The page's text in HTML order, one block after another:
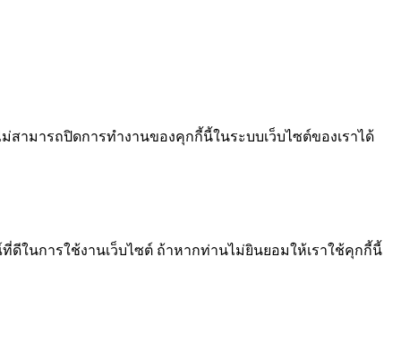
ามารถปิดการทำงานของคุกกี้นี้ในระบบเว็บไซต์ของเราได้
ในการใช้งานเว็บไซต์ ถ้าหากท่านไม่ยินยอมให้เราใช้คุกกี้นี้